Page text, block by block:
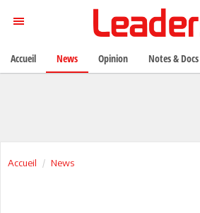
Accueil News
Accueil News Opinion Notes & Docs